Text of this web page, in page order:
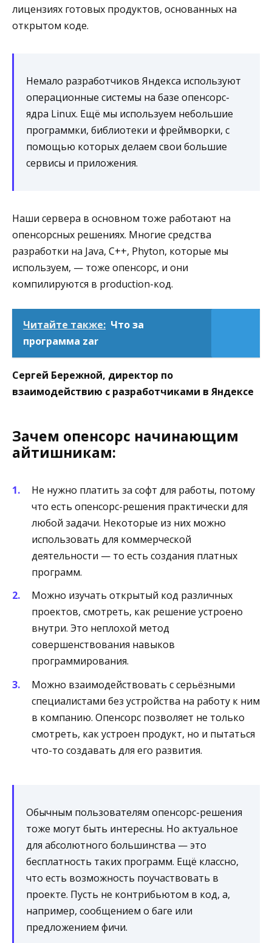
лицензиях готовых продуктов, основанных на
открытом коде.
Немало разработчиков Яндекса используют
операционные системы на базе опенсорс-
ядра Linux. Ещё мы используем небольшие
программки, библиотеки и фреймворки, с
помощью которых делаем свои большие
сервисы и приложения.
Наши сервера в основном тоже работают на
опенсорсных решениях. Многие средства
разработки на Java, C++, Phyton, которые мы
используем, — тоже опенсорс, и они
компилируются в production-код.
Читайте также: Что за
программа zar
Сергей Бережной, директор по
взаимодействию с разработчиками в Яндексе
Зачем опенсорс начинающим
айтишникам:
Не нужно платить за софт для работы, потому
что есть опенсорс-решения практически для
любой задачи. Некоторые из них можно
использовать для коммерческой
деятельности — то есть создания платных
программ.
Можно изучать открытый код различных
проектов, смотреть, как решение устроено
внутри. Это неплохой метод
совершенствования навыков
программирования.
Можно взаимодействовать с серьёзными
специалистами без устройства на работу к ним
в компанию. Опенсорс позволяет не только
смотреть, как устроен продукт, но и пытаться
что-то создавать для его развития.
Обычным пользователям опенсорс-решения
тоже могут быть интересны. Но актуальное
для абсолютного большинства — это
бесплатность таких программ. Ещё классно,
что есть возможность поучаствовать в
проекте. Пусть не контрибьютом в код, а,
например, сообщением о баге или
предложением фичи.